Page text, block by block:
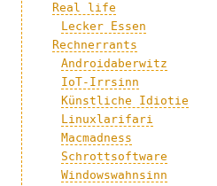
Real life
Lecker Essen
Rechnerrants
Androidaberwitz
IoT-Irrsinn
Künstliche Idiotie
Linuxlarifari
Macmadness
Schrottsoftware
Windowswahnsinn